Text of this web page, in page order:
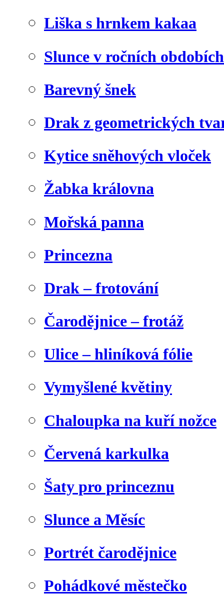
Liška s hrnkem kakaa
Slunce v ročních obdobích
Barevný šnek
Drak z geometrických
Kytice sněhových vloček
Žabka královna
Mořská panna
Princezna
Drak – frotování
Čarodějnice – frotáž
Ulice – hliníková fólie
Vymyšlené květiny
Chaloupka na kuří nožce
Červená karkulka
Šaty pro princeznu
Slunce a Měsíc
Portrét čarodějnice
Pohádkové městečko